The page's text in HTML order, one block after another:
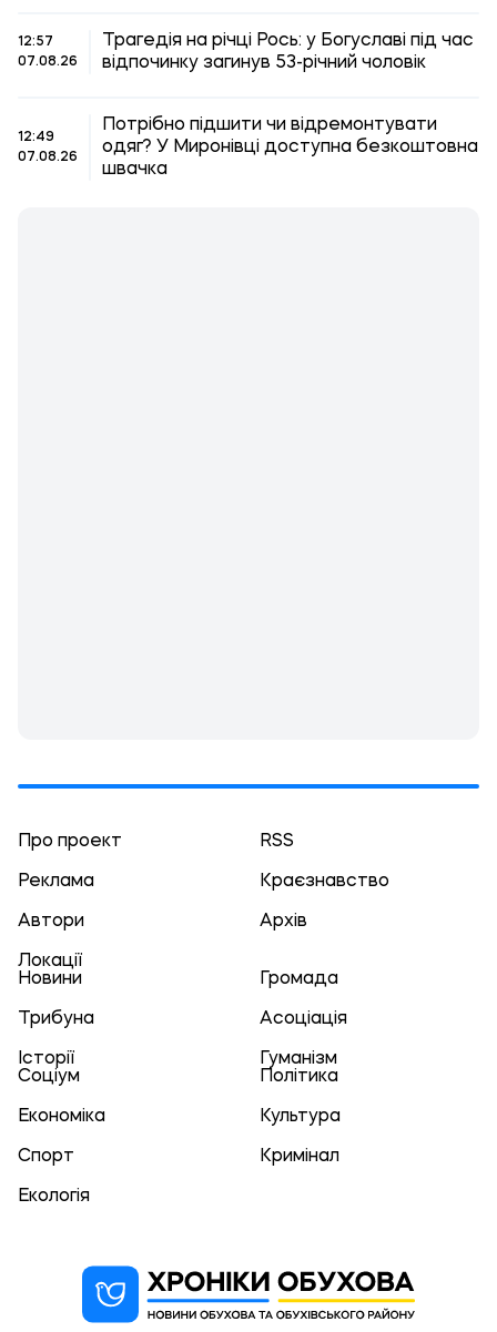
12:57
07.08.26
Трагедія на річці Рось: у Богуславі під час
відпочинку загинув 53-річний чоловік
12:49
07.08.26
Потрібно підшити чи відремонтувати
одяг? У Миронівці доступна безкоштовна
швачка
Про проект RSS
Реклама Краєзнавство
Автори Архів
Локації
Новини
Громада
Трибуна Асоціація
Історії
Гуманізм
Соціум
Політика
Економіка Культура
Спорт Кримінал
Екологія